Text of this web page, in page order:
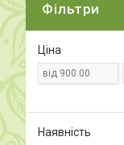
Фільтри
Ціна
Наявність